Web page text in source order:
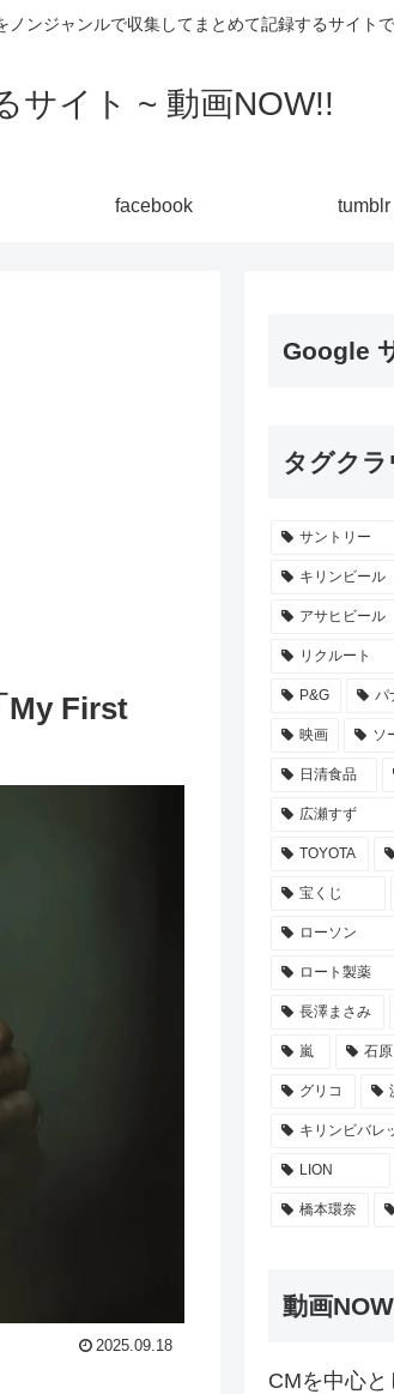
ンジャンルで収集してまとめて記録するサイトで
サイト ~ 動画NOW!!
facebook tumblr
My First
2025.09.18
Google
タグクラ
サントリー
キリンビール
アサヒビール
リクルート
P&G パ
映画 ソ
日清食品
広瀬すず
TOYOTA
宝くじ
ローソン
ロート製薬
長澤まさみ
嵐 石
グリコ
キリンビバレ
LION
橋本環奈
動画
CMを中心と